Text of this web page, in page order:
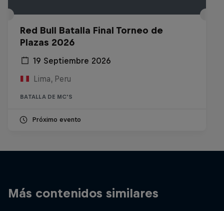
Red Bull Batalla Final Torneo de
Plazas 2026
19 Septiembre 2026
Lima, Peru
BATALLA DE MC'S
Próximo evento
Más contenidos similares